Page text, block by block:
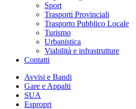
Sport
Trasporti Provinciali
Trasporto Pubblico Locale
Turismo
Urbanistica
Viabilità e infrastrutture
Contatti
Avvisi e Bandi
Gare e Appalti
SUA
Espropri